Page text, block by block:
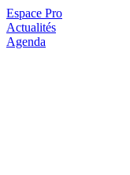
Espace Pro
Actualités
Agenda